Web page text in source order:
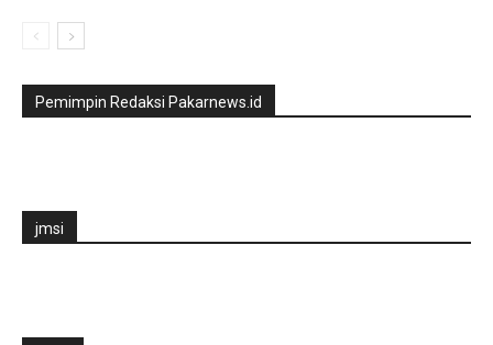
Pemimpin Redaksi Pakarnews.id
jmsi